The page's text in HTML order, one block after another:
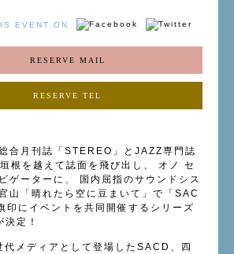
EVENT ON
RESERVE MAIL
RESERVE TEL
合月刊誌「STEREO」とJAZZ専門誌
根を越えて誌面を飛び出し、 オノ セ
ゲーターに、 国内屈指のサウンドシス
山「晴れたら空に豆まいて」で「SAC
印にイベントを共同開催するシリーズ
定！
メディアとして登場したSACD、四